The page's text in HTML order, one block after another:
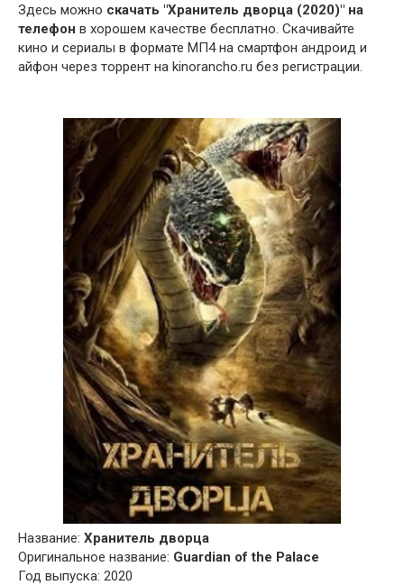
Здесь можно скачать "Хранитель дворца (2020)" на
телефон в хорошем качестве бесплатно. Скачивайте
кино и сериалы в формате МП4 на смартфон андроид и
айфон через торрент на kinorancho.ru без регистрации.
Название: Хранитель дворца
Оригинальное название: Guardian of the Palace
Год выпуска: 2020